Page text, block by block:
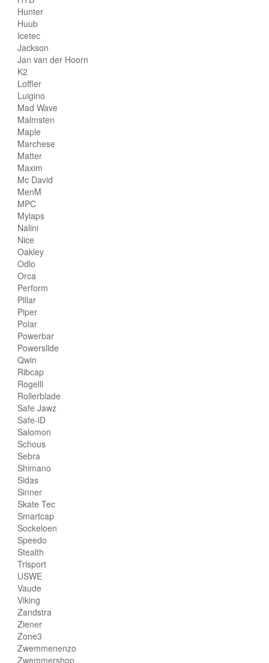
Hunter
Huub
Icetec
Jackson
Jan van der Hoorn
K2
Loffler
Luigino
Mad Wave
Malmsten
Maple
Marchese
Matter
Maxim
Mc David
MenM
MPC
Mylaps
Nalini
Nice
Oakley
Odlo
Orca
Perform
Pillar
Piper
Polar
Powerbar
Powerslide
Qwin
Ribcap
Rogelli
Rollerblade
Safe Jawz
Safe-iD
Salomon
Schous
Sebra
Shimano
Sidas
Sinner
Skate Tec
Smartcap
Sockeloen
Speedo
Stealth
Trisport
USWE
Vaude
Viking
Zandstra
Ziener
Zone3
Zwemmenenzo
Zwemmershop